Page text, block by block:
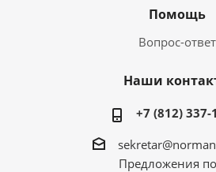
Помощь
Вопрос-ответ
Наши
+7 (812) 337-
Предложения